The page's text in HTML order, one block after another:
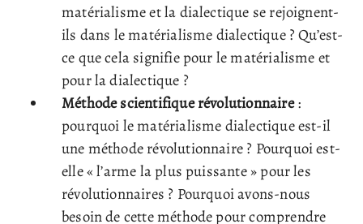
matérialisme et la dialectique se rejoignent-
ils dans le matérialisme dialectique ? Qu’est-
ce que cela signifie pour le matérialisme et
pour la dialectique ?
Méthode scientifique révolutionnaire:
pourquoi le matérialisme dialectique est-il
une méthode révolutionnaire ? Pourquoi est-
elle « l’arme la plus puissante » pour les
révolutionnaires ? Pourquoi avons-nous
besoin de cette méthode pour comprendre